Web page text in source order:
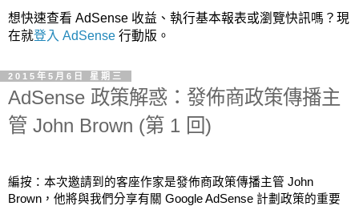
想快速查看 AdSense 收益、執行基本報表或瀏覽快訊嗎？現
在就登入 AdSense 行動版。
2015年5月6日 星期三
AdSense 政策解惑：發佈商政策傳播主
管 John Brown (第 1 回)
編按：本次邀請到的客座作家是發佈商政策傳播主管 John
Brown，他將與我們分享有關 Google AdSense 計劃政策的重要